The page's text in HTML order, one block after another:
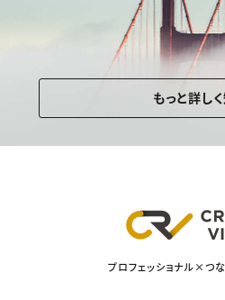
もっと詳し
プロフェッショナル×つ